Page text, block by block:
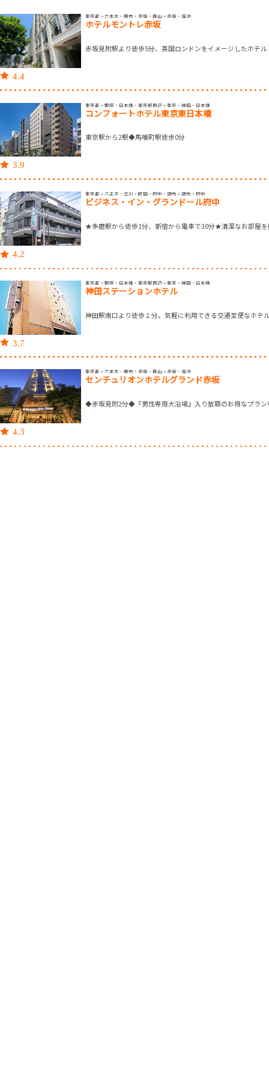
4.4
東京都 > 六本木・麻布・赤坂・青山 > 赤坂・溜池
ホテルモントレ赤坂
赤坂見附駅より徒歩5分、英国ロンドンをイメージしたホテル
3.9
東京都 > 銀座・日本橋・東京駅周辺 > 東京・神田・日本橋
コンフォートホテル東京東日本橋
東京駅から2駅◆馬喰町駅徒歩0分
4.2
東京都 > 八王子・立川・町田・府中・調布 > 調布・府中
ビジネス・イン・グランドール府中
★多磨駅から徒歩1分、新宿から電車で30分★清潔なお部屋
3.7
東京都 > 銀座・日本橋・東京駅周辺 > 東京・神田・日本橋
神田ステーションホテル
神田駅南口より徒歩１分。気軽に利用できる交通至便なホテ
4.3
東京都 > 六本木・麻布・赤坂・青山 > 赤坂・溜池
センチュリオンホテルグランド赤坂
◆赤坂見附2分◆『男性専用大浴場』入り放題のお得なプラン